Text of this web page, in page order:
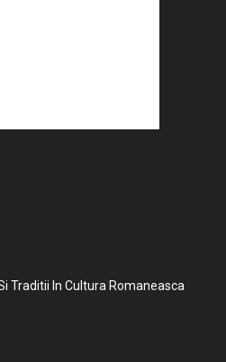
Traditii In Cultura Romaneasca